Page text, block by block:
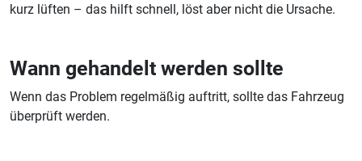
kurz lüften – das hilft schnell, löst aber nicht die Ursache.
Wann gehandelt werden sollte
Wenn das Problem regelmäßig auftritt, sollte das Fahrzeug
überprüft werden.